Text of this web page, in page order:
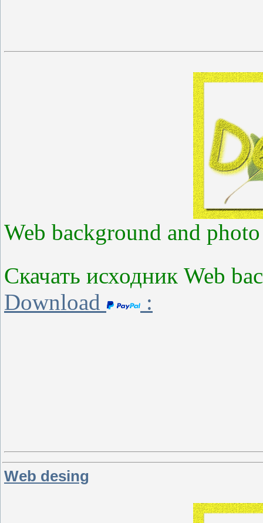
Web background and
Скачать исходник Web
Download
:
Web desing